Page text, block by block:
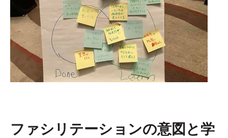
ファシリテーションの意図と学